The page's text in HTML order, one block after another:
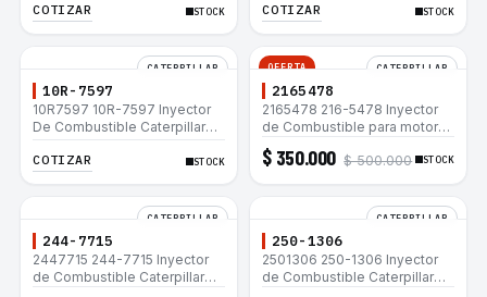
657E 631E 988F II
COTIZAR STOCK
657E 631E 988F II
COTIZAR STOCK
CATERPILLAR
10R-7597
10R7597 10R-7597 Inyector
De Combustible Caterpillar®
320C 320C L
COTIZAR STOCK
OFERTA CATERPILLAR
2165478
2165478 216-5478 Inyector
de Combustible para motor
Caterpillar 3044C
minicargador 236B 246B
$ 350.000 $ 500.000 STOCK
CATERPILLAR
244-7715
2447715 244-7715 Inyector
de Combustible Caterpillar®
CATERPILLAR
250-1306
2501306 250-1306 Inyector
de Combustible Caterpillar®